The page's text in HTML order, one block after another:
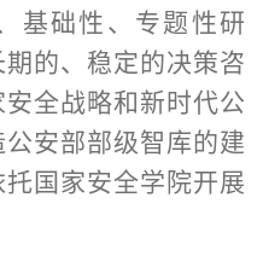
基础性、专题性研
的、稳定的决策咨
全战略和新时代公
安部部级智库的建
国家安全学院开展